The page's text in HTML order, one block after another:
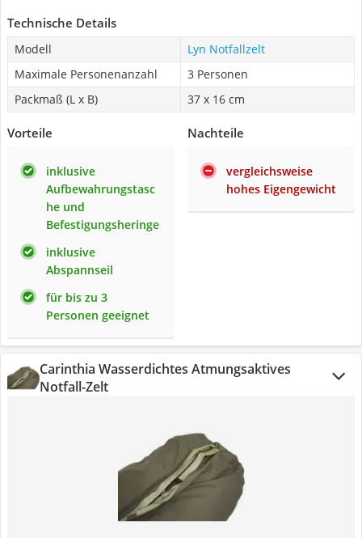
Technische Details
Modell
Lyn Notfallzelt
Maximale Personenanzahl
3 Personen
Packmaß (L x B)
37 x 16 cm
Vorteile
inklusive
Aufbewahrungstasc
he und
Befestigungsheringe
inklusive
Abspannseil
für bis zu 3
Personen geeignet
Nachteile
vergleichsweise
hohes Eigengewicht
Carinthia Wasserdichtes Atmungsaktives
Notfall-Zelt